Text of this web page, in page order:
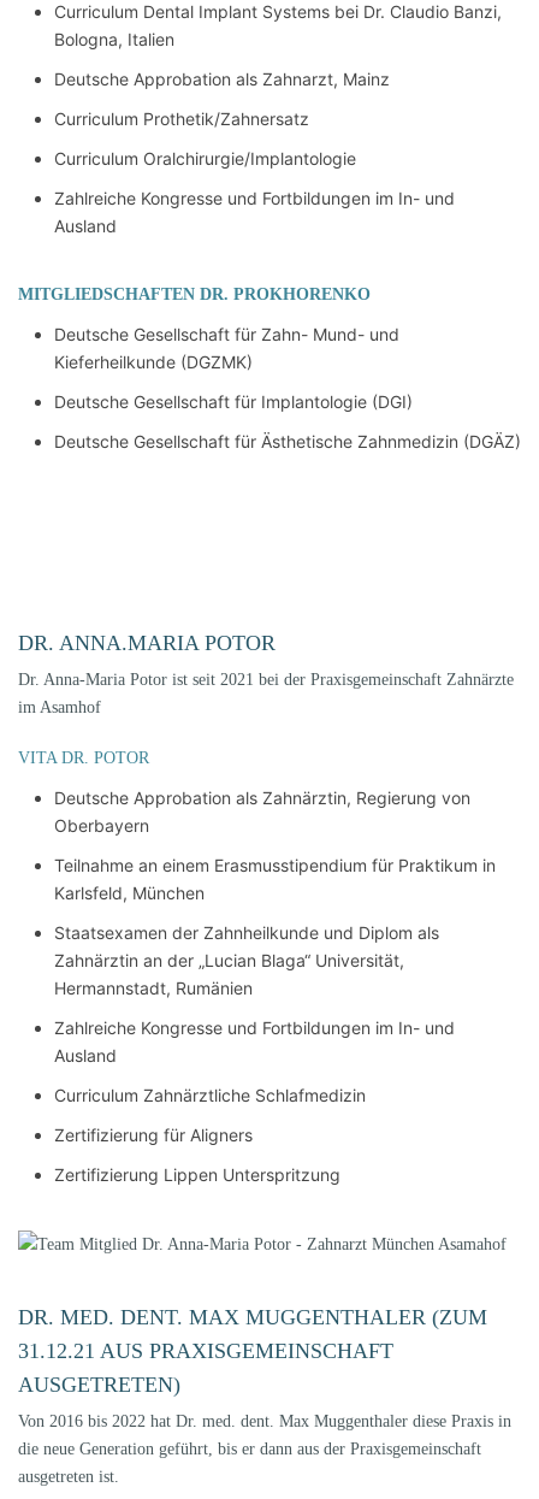
Curriculum Dental Implant Systems bei Dr. Claudio Banzi,
Bologna, Italien
Deutsche Approbation als Zahnarzt, Mainz
Curriculum Prothetik/Zahnersatz
Curriculum Oralchirurgie/Implantologie
Zahlreiche Kongresse und Fortbildungen im In- und
Ausland
MITGLIEDSCHAFTEN DR. PROKHORENKO
Deutsche Gesellschaft für Zahn- Mund- und
Kieferheilkunde (DGZMK)
Deutsche Gesellschaft für Implantologie (DGI)
Deutsche Gesellschaft für Ästhetische Zahnmedizin (DGÄZ)
DR. ANNA.MARIA POTOR
Dr. Anna-Maria Potor ist seit 2021 bei der Praxisgemeinschaft Zahnärzte
im Asamhof
VITA DR. POTOR
Deutsche Approbation als Zahnärztin, Regierung von
Oberbayern
Teilnahme an einem Erasmusstipendium für Praktikum in
Karlsfeld, München
Staatsexamen der Zahnheilkunde und Diplom als
Zahnärztin an der „Lucian Blaga“ Universität,
Hermannstadt, Rumänien
Zahlreiche Kongresse und Fortbildungen im In- und
Ausland
Curriculum Zahnärztliche Schlafmedizin
Zertifizierung für Aligners
Zertifizierung Lippen Unterspritzung
DR. MED. DENT. MAX MUGGENTHALER (ZUM
31.12.21 AUS PRAXISGEMEINSCHAFT
AUSGETRETEN)
Von 2016 bis 2022 hat Dr. med. dent. Max Muggenthaler diese Praxis in
die neue Generation geführt, bis er dann aus der Praxisgemeinschaft
ausgetreten ist.